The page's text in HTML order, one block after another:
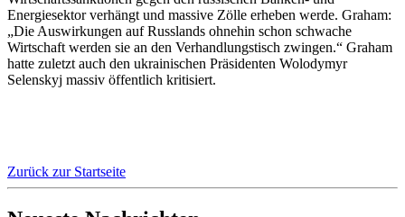
Energiesektor verhängt und massive Zölle erheben werde. Graham:
„Die Auswirkungen auf Russlands ohnehin schon schwache
Wirtschaft werden sie an den Verhandlungstisch zwingen.“ Graham
hatte zuletzt auch den ukrainischen Präsidenten Wolodymyr
Selenskyj massiv öffentlich kritisiert.
Zurück zur Startseite